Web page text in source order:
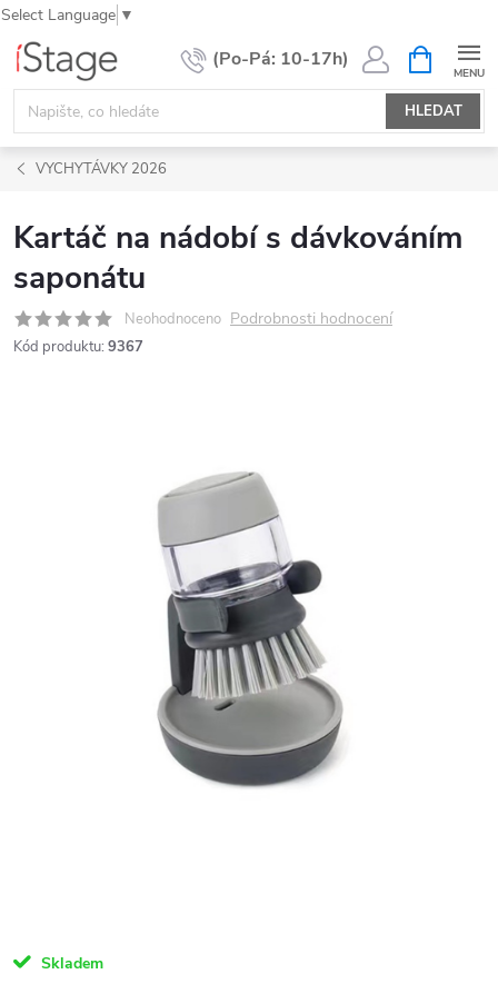
Select Language ▼
Přejít
obsah
HLEDAT
NÁKUPNÍ
KOŠÍK
VYCHYTÁVKY 2026
Kartáč na nádobí s dávkováním
saponátu
Neohodnoceno Podrobnosti hodnocení
Kód produktu: 9367
Skladem